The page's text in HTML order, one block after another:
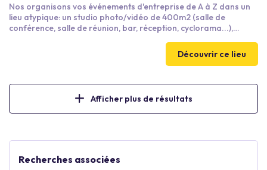
Recherches associées
Nos organisons vos événements d'entreprise de A à Z dans un
lieu atypique: un studio photo/vidéo de 400m2 (salle de
conférence, salle de réunion, bar, réception, cyclorama...),
https://youtu.be/fl1JeO3XLNs?si=GiK1QhMZGylb17Li
Découvrir ce lieu
Afficher plus de résultats